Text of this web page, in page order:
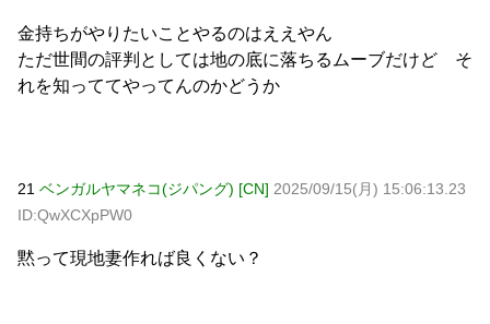
金持ちがやりたいことやるのはええやん
ただ世間の評判としては地の底に落ちるムーブだけど そ
れを知っててやってんのかどうか
21 ベンガルヤマネコ(ジパング) [CN] 2025/09/15(月) 15:06:13.23
ID:QwXCXpPW0
黙って現地妻作れば良くない？